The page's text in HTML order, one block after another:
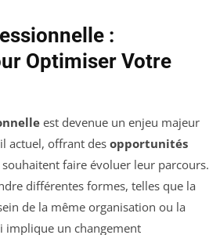
:
Optimiser Votre
est devenue un enjeu majeur
actuel, offrant des opportunités
faire évoluer leur parcours.
différentes formes, telles que la
de la même organisation ou la
implique un changement